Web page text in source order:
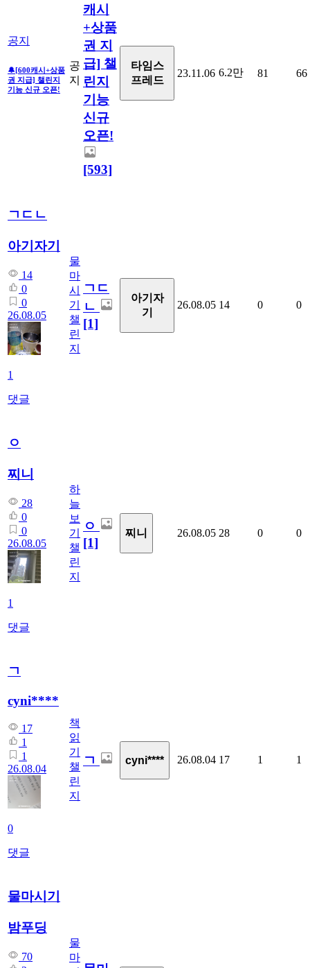
공지
🔔[600캐시+상품
권 지급] 챌린지
기능 신규 오픈!
공
지
캐시
+상품
권 지
급] 챌
린지
기능
신규
오픈!
[593]
타임스
프레드
23.11.06 6.2만 81 66
ㄱㄷㄴ
아기자기
14
0
0
26.08.05
1
댓글
물
마
시
기
챌
린
지
ㄱㄷ
ㄴ
[1]
아기자
기
26.08.05 14 0 0
ㅇ
찌니
28
0
0
26.08.05
1
댓글
하
늘
보
기
챌
린
지
ㅇ
[1]
찌니 26.08.05 28 0 0
ㄱ
cyni****
17
1
1
26.08.04
0
댓글
책
읽
기
챌
린
지
ㄱ cyni**** 26.08.04 17 1 1
물마시기
밤푸딩
70
물
마